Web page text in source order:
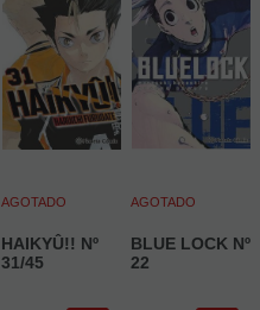
AGOTADO
HAIKYÛ!! Nº
31/45
AGOTADO
BLUE LOCK Nº
22